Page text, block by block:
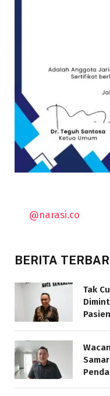
@narasi.co
BERITA
Tak
Pasien